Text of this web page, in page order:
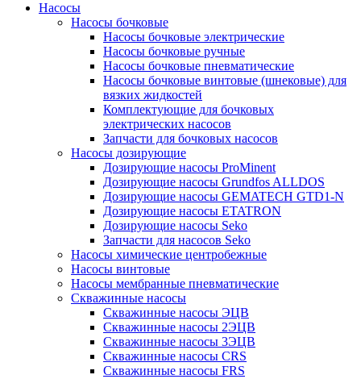
Насосы
Насосы бочковые
Насосы бочковые электрические
Насосы бочковые ручные
Насосы бочковые пневматические
Насосы бочковые винтовые (шнековые) для
вязких жидкостей
Комплектующие для бочковых
электрических насосов
Запчасти для бочковых насосов
Насосы дозирующие
Дозирующие насосы ProMinent
Дозирующие насосы Grundfos ALLDOS
Дозирующие насосы GEMATECH GTD1-N
Дозирующие насосы ETATRON
Дозирующие насосы Seko
Запчасти для насосов Seko
Насосы химические центробежные
Насосы винтовые
Насосы мембранные пневматические
Скважинные насосы
Скважинные насосы ЭЦВ
Скважинные насосы 2ЭЦВ
Скважинные насосы 3ЭЦВ
Скважинные насосы CRS
Скважинные насосы FRS